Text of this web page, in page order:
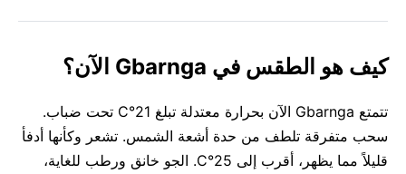
كيف هو الطقس في Gbarnga الآن؟
تتمتع Gbarnga الآن بحرارة معتدلة تبلغ 21°C تحت ضباب.
سحب متفرقة تلطف من حدة أشعة الشمس. تشعر وكأنها أدفأ
قليلاً مما يظهر، أقرب إلى 25°C. الجو خانق ورطب للغاية،